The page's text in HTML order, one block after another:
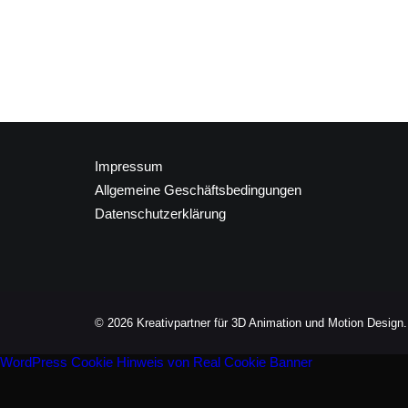
Impressum
Allgemeine Geschäftsbedingungen
Datenschutzerklärung
© 2026 Kreativpartner für 3D Animation und Motion
WordPress Cookie Hinweis von Real Cookie Banner